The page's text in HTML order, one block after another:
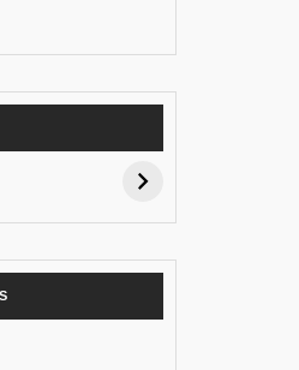
Pessoal: Os